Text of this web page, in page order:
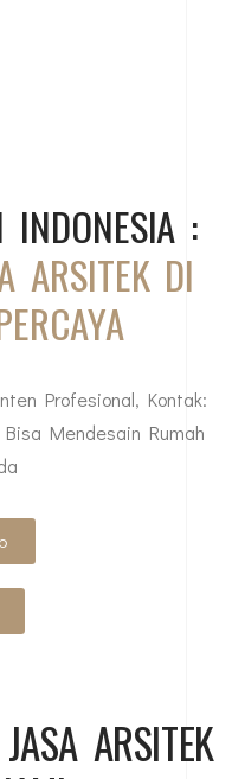
INDONESIA :
ARSITEK DI
Profesional, Kontak:
Mendesain Rumah
ARSITEK